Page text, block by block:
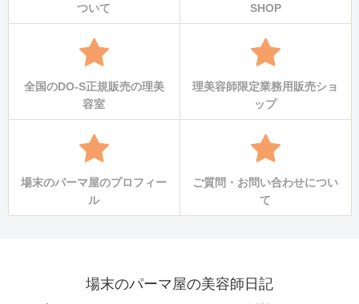
ついて
SHOP
全国のDO-S正規販売の理美
容室
理美容師限定業務用販売ショ
ップ
場末のパーマ屋のプロフィー
ル
ご質問・お問い合わせについ
て
場末のパーマ屋の美容師日記